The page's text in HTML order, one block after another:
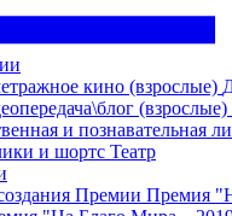
кино (взрослые)
(взрослые)
и познавательная
и шортс Театр
Премии Премия